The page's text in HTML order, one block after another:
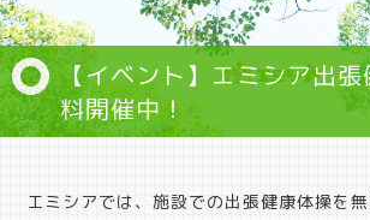
【イベント】エミシア出
料開催中！
エミシアでは、施設での出張健康体操を